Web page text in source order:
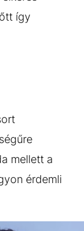
így
mellett a
érdemli